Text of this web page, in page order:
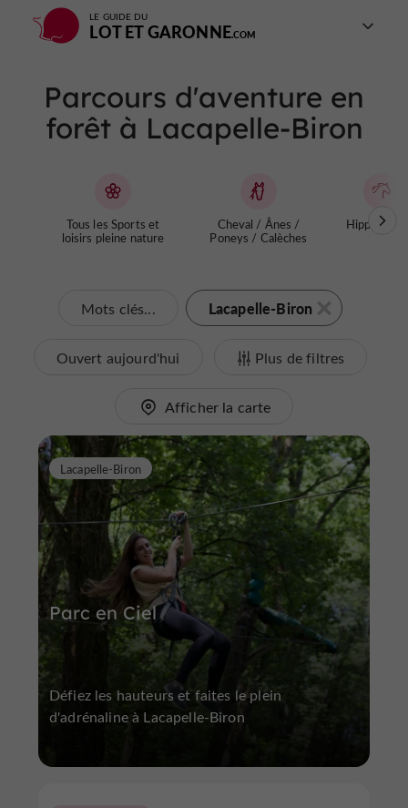
LE GUIDE DU
LOT ET GARONNE
Parcours d'aventure en
forêt à Lacapelle-Biron
Tous les Sports et
loisirs pleine nature
Cheval / Ânes /
Poneys / Calèches
Mots clés... Lacapelle-Biron
Ouvert aujourd'hui Plus de filtres
Afficher la carte
Parc en Ciel
Lacapelle-Biron
Défiez les hauteurs et faites le plein
d'adrénaline à Lacapelle-Biron